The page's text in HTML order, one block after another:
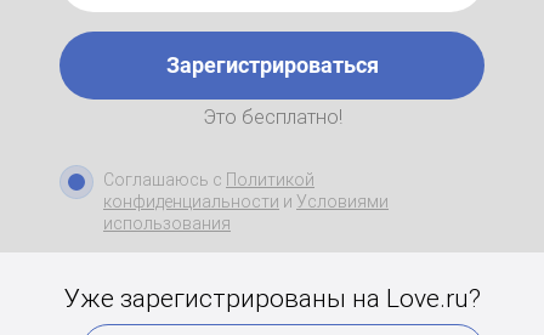
Зарегистрироваться
Это бесплатно!
Соглашаюсь с Политикой
конфиденциальности и Условиями
использования
Уже зарегистрированы на Love.ru?